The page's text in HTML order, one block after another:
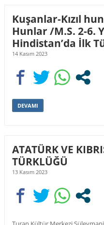
Kuşanlar-Kızıl
Hunlar /M.S. 2-6.
Hindistan’da İlk
14 Kasım 2023
DEVAMI
ATATÜRK VE
TÜRKLÜĞÜ
13 Kasım 2023